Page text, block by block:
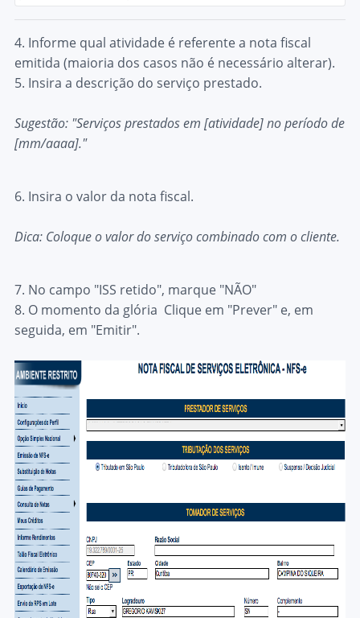
4. Informe qual atividade é referente a nota fiscal
emitida (maioria dos casos não é necessário alterar).
5. Insira a descrição do serviço prestado.
Sugestão:"Serviços prestados em [atividade] no período de
[mm/aaaa]."
6. Insira o valor da nota fiscal.
Dica:Coloque o valor do serviço combinado com o cliente.
7. No campo "ISS retido", marque "NÃO"
8. O momento da glória Clique em "Prever" e, em
seguida, em "Emitir".